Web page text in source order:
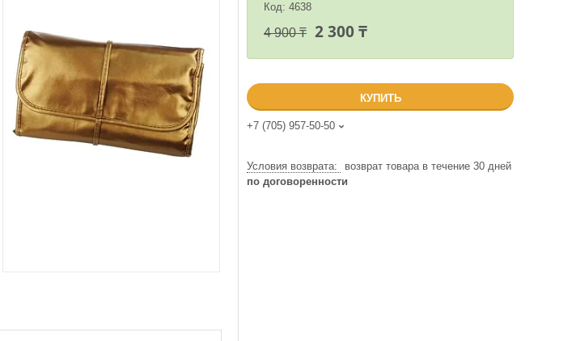
Код: 4638
4 900 ₸ 2 300 ₸
КУПИТЬ
+7 (705) 957-50-50
возврат товара в течение 30 дней
по договоренности